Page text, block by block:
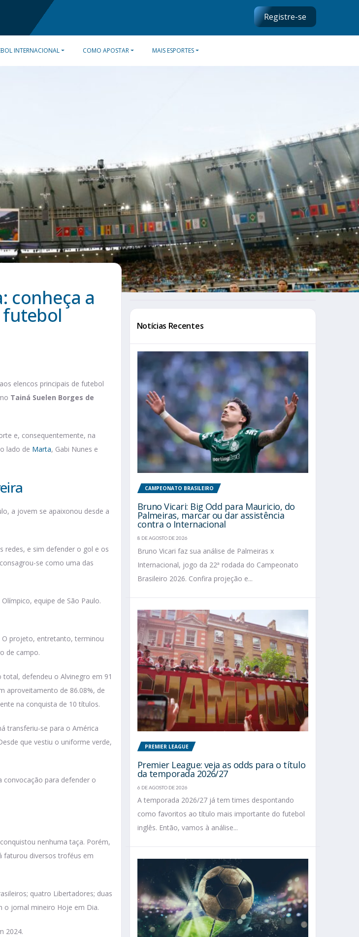
Registre-se
INTERNACIONAL COMO APOSTAR MAIS ESPORTES
conheça a
futebol
elencos principais de futebol
Tainá Suelen Borges de
e, consequentemente, na
lado de Marta, Gabi Nunes e
a jovem se apaixonou desde a
redes, e sim defender o gol e os
se como uma das
equipe de São Paulo.
O projeto, entretanto, terminou
de campo.
defendeu o Alvinegro em 91
aproveitamento de 86.08%, de
na conquista de 10 títulos.
transferiu-se para o América
que vestiu o uniforme verde,
convocação para defender o
nenhuma taça. Porém,
faturou diversos troféus em
quatro Libertadores; duas
o jornal mineiro Hoje em Dia.
2024.
Notícias Recentes
CAMPEONATO BRASILEIRO
Bruno Vicari: Big Odd para Mauricio, do
Palmeiras, marcar ou dar assistência
contra o Internacional
8 DE AGOSTO DE 2026
Bruno Vicari faz sua análise de Palmeiras x
Internacional, jogo da 22ª rodada do Campeonato
Brasileiro 2026. Confira projeção e...
PREMIER LEAGUE
Premier League: veja as odds para o título
da temporada 2026/27
6 DE AGOSTO DE 2026
A temporada 2026/27 já tem times despontando
como favoritos ao título mais importante do futebol
inglês. Então, vamos à análise...